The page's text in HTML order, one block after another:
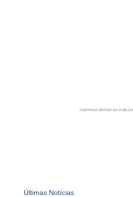
Últimas Notícias